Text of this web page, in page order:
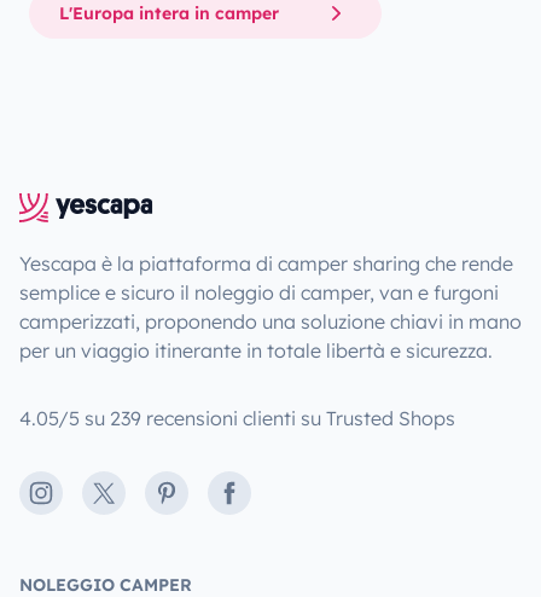
L'Europa intera in camper
Yescapa è la piattaforma di camper sharing che rende
semplice e sicuro il noleggio di camper, van e furgoni
camperizzati, proponendo una soluzione chiavi in mano
per un viaggio itinerante in totale libertà e sicurezza.
4.05/5 su 239 recensioni clienti su Trusted Shops
Instagram
X PinterestFacebook
NOLEGGIO CAMPER